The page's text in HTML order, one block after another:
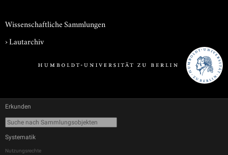
Wissenschaftliche Sammlungen
›Lautarchiv
Erkunden
Systematik
Nutzungsrechte